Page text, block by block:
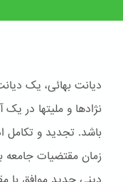
دیانت بهائی، یک
نژادها و ملیتها در
باشد. تجدید و تکامل
زمان مقتضیات